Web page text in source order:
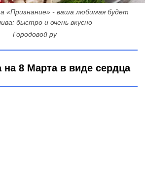
«Признание» - ваша любимая будет
быстро и очень вкусно
Городовой ру
на 8 Марта в виде сердца